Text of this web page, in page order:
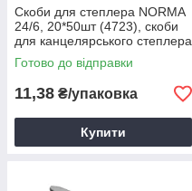
Скоби для степлера NORMA
24/6, 20*50шт (4723), скоби
для канцелярського степлера
Готово до відправки
11,38 ₴/упаковка
Купити